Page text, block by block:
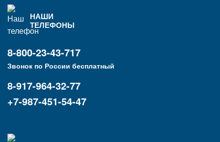
НАШИ
ТЕЛЕФОНЫ
8-800-23-43-717
Звонок по России бесплатный
8-917-964-32-77
+7-987-451-54-47